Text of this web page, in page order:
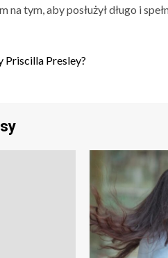
na tym, aby posłużył długo i
Priscilla Presley?